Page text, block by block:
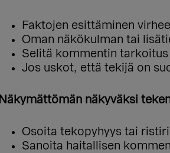
Faktojen esittäminen
Oman näkökulman tai
Selitä kommentin tarkoitus
Jos uskot, että tekijä on
Näkymättömän näkyväksi
Osoita tekopyhyys tai
Sanoita haitallisen